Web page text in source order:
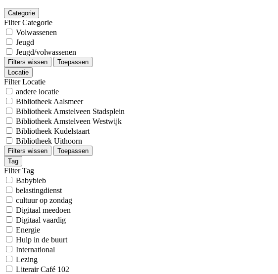
Categorie
Filter Categorie
Volwassenen
Jeugd
Jeugd/volwassenen
Filters wissen
Toepassen
Locatie
Filter Locatie
andere locatie
Bibliotheek Aalsmeer
Bibliotheek Amstelveen Stadsplein
Bibliotheek Amstelveen Westwijk
Bibliotheek Kudelstaart
Bibliotheek Uithoorn
Filters wissen
Toepassen
Tag
Filter Tag
Babybieb
belastingdienst
cultuur op zondag
Digitaal meedoen
Digitaal vaardig
Energie
Hulp in de buurt
International
Lezing
Literair Café 102